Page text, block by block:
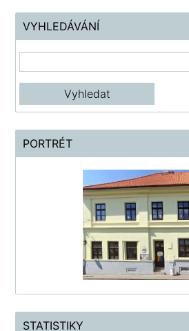
VYHLEDÁVÁNÍ
PORTRÉT
STATISTIKY